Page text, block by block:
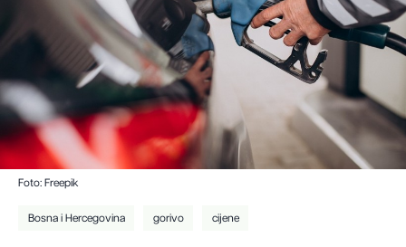
Foto: Freepik
Bosna i Hercegovina gorivo cijene